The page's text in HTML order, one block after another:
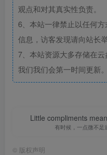
观点和对其真实性负责。
6、本站一律禁止以任何
信息，访客发现请向站长
7、本站资源大多存储在
我们我们会第一时间更新。
Little compliments
有时候，一点微不足
© 版权声明